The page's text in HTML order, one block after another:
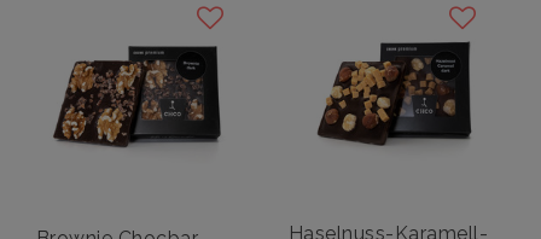
Haselnuss-Karamell-